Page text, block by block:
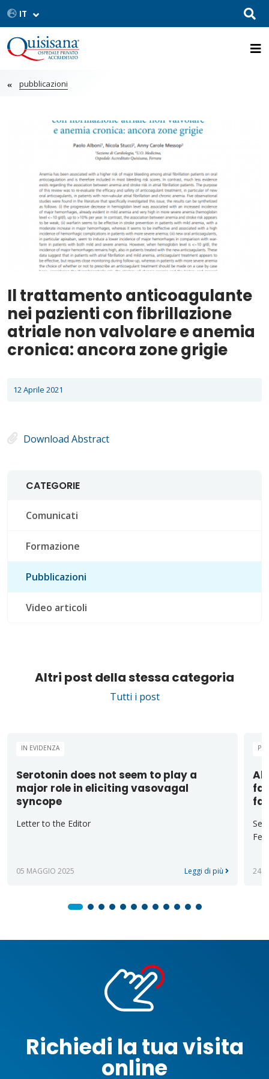
pubblicazioni
Il trattamento anticoagulante
nei pazienti con fibrillazione
atriale non valvolare e anemia
cronica: ancora zone grigie
12 Aprile 2021
Download Abstract
CATEGORIE
Comunicati
Formazione
Pubblicazioni
Video articoli
Altri post della stessa categoria
Tutti i post
IN EVIDENZA
Serotonin does not seem to play a
major role in eliciting vasovagal
syncope
Letter to the Editor
05 MAGGIO 2025 Leggi di più 24
Richiedi la tua visita
online